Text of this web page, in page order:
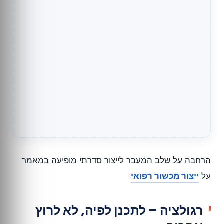
הרחבה על שלב המעבר לייצור סדרתי מופיעה במאמר
על ייצור מכשור רפואי.
רגולציה – לתכנן לפיה, לא לרוץ